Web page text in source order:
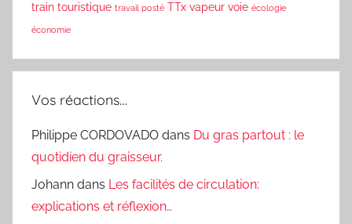
train touristique travail posté TTx vapeur voie écologie
économie
Vos réactions…
Philippe CORDOVADO dans Du gras partout : le
quotidien du graisseur.
Johann dans Les facilités de circulation:
explications et réflexion…